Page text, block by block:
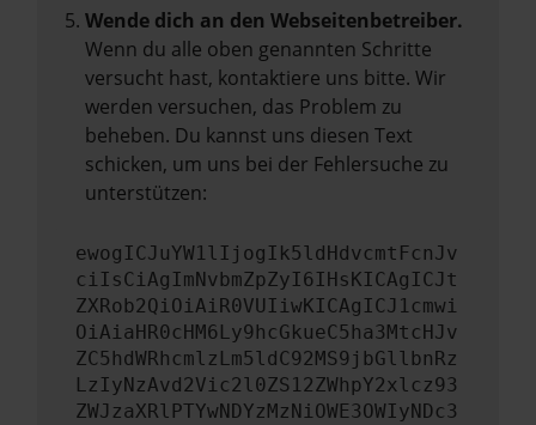
Wende dich an den Webseitenbetreiber.
Wenn du alle oben genannten Schritte
versucht hast, kontaktiere uns bitte. Wir
werden versuchen, das Problem zu
beheben. Du kannst uns diesen Text
schicken, um uns bei der Fehlersuche zu
unterstützen:
ewogICJuYW1lIjogIk5ldHdvcmtFcnJv
ciIsCiAgImNvbmZpZyI6IHsKICAgICJt
ZXRob2QiOiAiR0VUIiwKICAgICJ1cmwi
OiAiaHR0cHM6Ly9hcGkueC5ha3MtcHJv
ZC5hdWRhcmlzLm5ldC92MS9jbGllbnRz
LzIyNzAvd2Vic2l0ZS12ZWhpY2xlcz93
ZWJzaXRlPTYwNDYzMzNiOWE3OWIyNDc3